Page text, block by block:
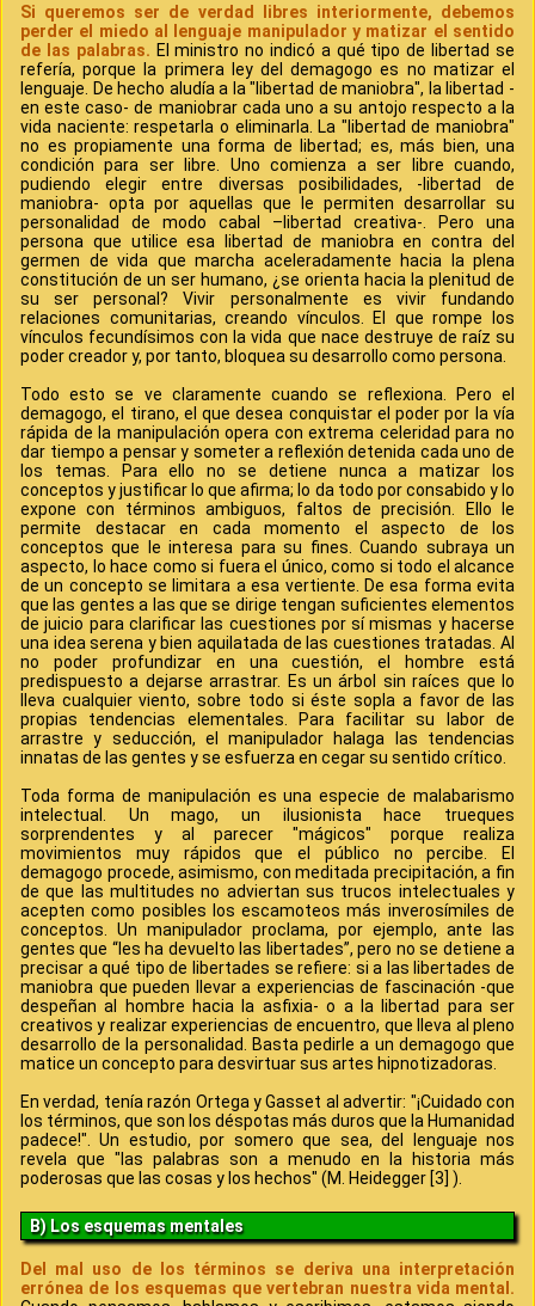
Si queremos ser de verdad libres interiormente, debemos
perder el miedo al lenguaje manipulador y matizar el sentido
de las palabras. El ministro no indicó a qué tipo de libertad se
refería, porque la primera ley del demagogo es no matizar el
lenguaje. De hecho aludía a la "libertad de maniobra", la libertad -
en este caso- de maniobrar cada uno a su antojo respecto a la
vida naciente: respetarla o eliminarla. La "libertad de maniobra"
no es propiamente una forma de libertad; es, más bien, una
condición para ser libre. Uno comienza a ser libre cuando,
pudiendo elegir entre diversas posibilidades, -libertad de
maniobra- opta por aquellas que le permiten desarrollar su
personalidad de modo cabal –libertad creativa-. Pero una
persona que utilice esa libertad de maniobra en contra del
germen de vida que marcha aceleradamente hacia la plena
constitución de un ser humano, ¿se orienta hacia la plenitud de
su ser personal? Vivir personalmente es vivir fundando
relaciones comunitarias, creando vínculos. El que rompe los
vínculos fecundísimos con la vida que nace destruye de raíz su
poder creador y, por tanto, bloquea su desarrollo como persona.
Todo esto se ve claramente cuando se reflexiona. Pero el
demagogo, el tirano, el que desea conquistar el poder por la vía
rápida de la manipulación opera con extrema celeridad para no
dar tiempo a pensar y someter a reflexión detenida cada uno de
los temas. Para ello no se detiene nunca a matizar los
conceptos y justificar lo que afirma; lo da todo por consabido y lo
expone con términos ambiguos, faltos de precisión. Ello le
permite destacar en cada momento el aspecto de los
conceptos que le interesa para su fines. Cuando subraya un
aspecto, lo hace como si fuera el único, como si todo el alcance
de un concepto se limitara a esa vertiente. De esa forma evita
que las gentes a las que se dirige tengan suficientes elementos
de juicio para clarificar las cuestiones por sí mismas y hacerse
una idea serena y bien aquilatada de las cuestiones tratadas. Al
no poder profundizar en una cuestión, el hombre está
predispuesto a dejarse arrastrar. Es un árbol sin raíces que lo
lleva cualquier viento, sobre todo si éste sopla a favor de las
propias tendencias elementales. Para facilitar su labor de
arrastre y seducción, el manipulador halaga las tendencias
innatas de las gentes y se esfuerza en cegar su sentido crítico.
Toda forma de manipulación es una especie de malabarismo
intelectual. Un mago, un ilusionista hace trueques
sorprendentes y al parecer "mágicos" porque realiza
movimientos muy rápidos que el público no percibe. El
demagogo procede, asimismo, con meditada precipitación, a fin
de que las multitudes no adviertan sus trucos intelectuales y
acepten como posibles los escamoteos más inverosímiles de
conceptos. Un manipulador proclama, por ejemplo, ante las
gentes que “les ha devuelto las libertades”, pero no se detiene a
precisar a qué tipo de libertades se refiere: si a las libertades de
maniobra que pueden llevar a experiencias de fascinación -que
despeñan al hombre hacia la asfixia- o a la libertad para ser
creativos y realizar experiencias de encuentro, que lleva al pleno
desarrollo de la personalidad. Basta pedirle a un demagogo que
matice un concepto para desvirtuar sus artes hipnotizadoras.
En verdad, tenía razón Ortega y Gasset al advertir: "¡Cuidado con
los términos, que son los déspotas más duros que la Humanidad
padece!". Un estudio, por somero que sea, del lenguaje nos
revela que "las palabras son a menudo en la historia más
poderosas que las cosas y los hechos" (M. Heidegger [3] ).
B) Los esquemas mentales
Del mal uso de los términos se deriva una interpretación
errónea de los esquemas que vertebran nuestra vida mental.